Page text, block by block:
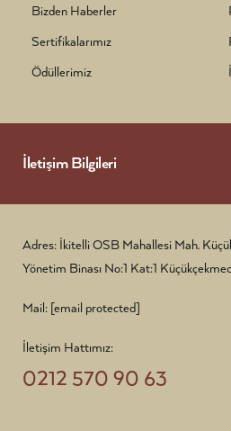
Bizden Haberler
Sertifikalarımız
Ödüllerimiz
İletişim Bilgileri
Adres: İkitelli OSB Mahallesi Mah.
Yönetim Binası No:1 Kat:1
Mail: [email protected]
İletişim Hattımız:
0212 570 90 63